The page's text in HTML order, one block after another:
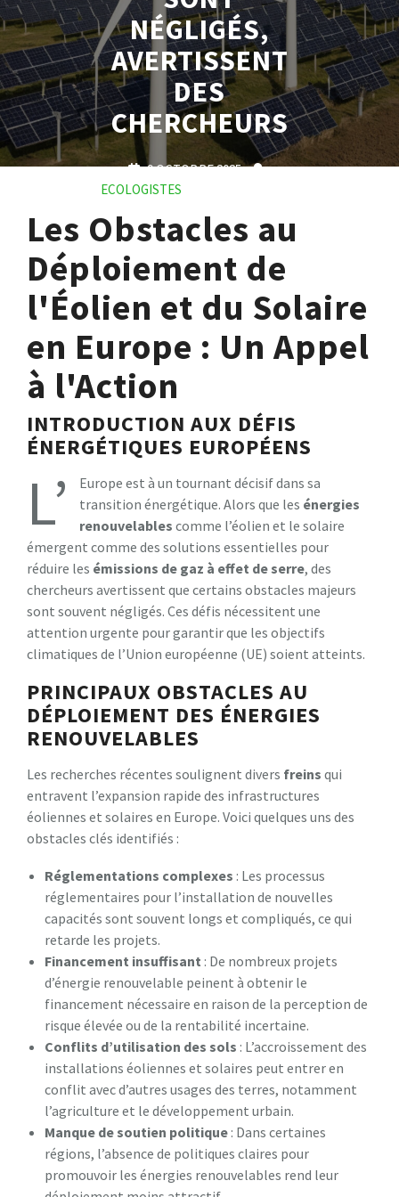
NÉGLIGÉS,
AVERTISSENT
DES
CHERCHEURS
9 OCTOBRE 2025
ECOLOGISTES
Les Obstacles au
Déploiement de
l'Éolien et du Solaire
en Europe : Un Appel
à l'Action
INTRODUCTION AUX DÉFIS
ÉNERGÉTIQUES EUROPÉENS
L’
Europe est à un tournant décisif dans sa
transition énergétique. Alors que les énergies
renouvelables comme l’éolien et le solaire
émergent comme des solutions essentielles pour
réduire les émissions de gaz à effet de serre, des
chercheurs avertissent que certains obstacles majeurs
sont souvent négligés. Ces défis nécessitent une
attention urgente pour garantir que les objectifs
climatiques de l’Union européenne (UE) soient atteints.
PRINCIPAUX OBSTACLES AU
DÉPLOIEMENT DES ÉNERGIES
RENOUVELABLES
Les recherches récentes soulignent divers freins qui
entravent l’expansion rapide des infrastructures
éoliennes et solaires en Europe. Voici quelques uns des
obstacles clés identifiés :
Réglementations complexes : Les processus
réglementaires pour l’installation de nouvelles
capacités sont souvent longs et compliqués, ce qui
retarde les projets.
Financement insuffisant : De nombreux projets
d’énergie renouvelable peinent à obtenir le
financement nécessaire en raison de la perception de
risque élevée ou de la rentabilité incertaine.
Conflits d’utilisation des sols : L’accroissement des
installations éoliennes et solaires peut entrer en
conflit avec d’autres usages des terres, notamment
l’agriculture et le développement urbain.
Manque de soutien politique : Dans certaines
régions, l’absence de politiques claires pour
promouvoir les énergies renouvelables rend leur